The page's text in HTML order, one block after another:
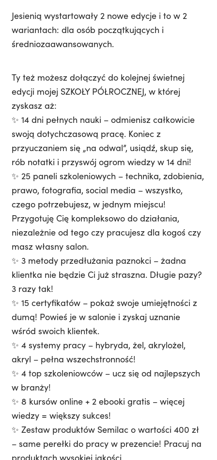
Jesienią wystartowały 2 nowe edycje i to w 2
wariantach: dla osób początkujących i
średniozaawansowanych.
Ty też możesz dołączyć do kolejnej świetnej
edycji mojej SZKOŁY PÓŁROCZNEJ, w której
zyskasz aż:
✨ 14 dni pełnych nauki – odmienisz całkowicie
swoją dotychczasową pracę. Koniec z
przyuczaniem się „na odwal”, usiądź, skup się,
rób notatki i przyswój ogrom wiedzy w 14 dni!
✨ 25 paneli szkoleniowych – technika, zdobienia,
prawo, fotografia, social media – wszystko,
czego potrzebujesz, w jednym miejscu!
Przygotuję Cię kompleksowo do działania,
niezależnie od tego czy pracujesz dla kogoś czy
masz własny salon.
✨ 3 metody przedłużania paznokci – żadna
klientka nie będzie Ci już straszna. Długie pazy?
3 razy tak!
✨ 15 certyfikatów – pokaż swoje umiejętności z
dumą! Powieś je w salonie i zyskaj uznanie
wśród swoich klientek.
✨ 4 systemy pracy – hybryda, żel, akrylożel,
akryl – pełna wszechstronność!
✨ 4 top szkoleniowców – ucz się od najlepszych
w branży!
✨ 8 kursów online + 2 ebooki gratis – więcej
wiedzy = większy sukces!
✨ Zestaw produktów Semilac o wartości 400 zł
– same perełki do pracy w prezencie! Pracuj na
produktach wysokiej jakości.